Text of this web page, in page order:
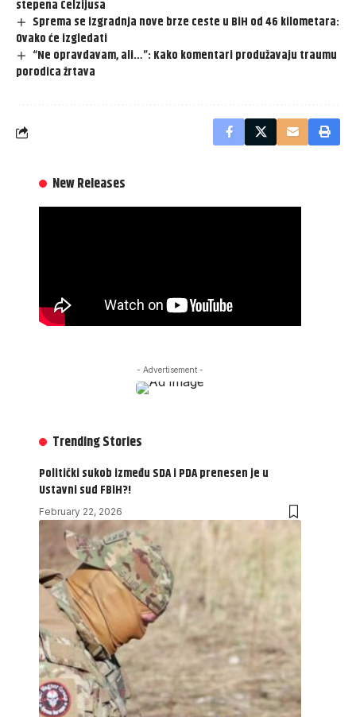
stepena Celzijusa
Sprema se izgradnja nove brze ceste u BiH od 46 kilometara:
Ovako će izgledati
“Ne opravdavam, ali…”: Kako komentari produžavaju traumu
porodica žrtava
New Releases
- Advertisement -
Trending Stories
Politički sukob između SDA i PDA prenesen je u
Ustavni sud FBiH?!
February 22, 2026